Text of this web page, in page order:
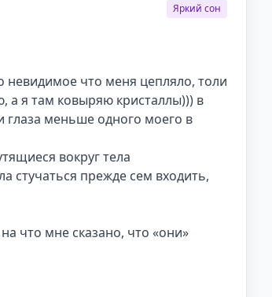
Яркий сон
что меня цепляло, толи
а я там ковыряю кристаллы))) в
глаза меньше одного моего в
вокруг тела
стучаться прежде сем входить,
что мне сказано, что «они»